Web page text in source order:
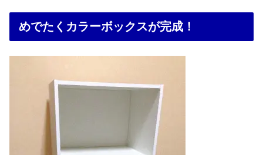
めでたくカラーボックスが完成！